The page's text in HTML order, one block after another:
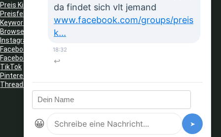
Preis King auf Telegram
Preisfehler Whats App Kanal
Keyword Tracker (Telegram)
Browser Erweiterungen: Gutschein Finder
Instagram
Facebook
Facebook Gruppe
TikTok
Pinterest
Threads
da findet sich vlt jemand
www.facebook.com/groups/preis
k...
18:32
↩
😀 ➤